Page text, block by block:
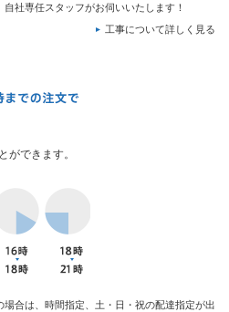
社専任スタッフがお伺いいたします！
工事について詳しく見る
ができます。
場合は、時間指定、土・日・祝の配達指定が出